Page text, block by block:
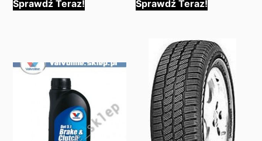
Sprawdź Teraz! Sprawdź Teraz!